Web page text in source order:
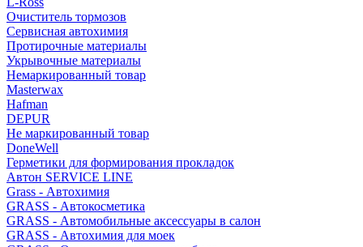
Очиститель тормозов
Сервисная автохимия
Протирочные материалы
Укрывочные материалы
Немаркированный товар
Masterwax
Hafman
DEPUR
Не маркированный товар
DoneWell
Герметики для формирования прокладок
Автон SERVICE LINE
Grass - Автохимия
GRASS - Автокосметика
GRASS - Автомобильные аксессуары в салон
GRASS - Автохимия для моек